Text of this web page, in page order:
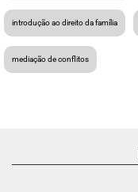
introdução ao direito da família
mediação de conflitos